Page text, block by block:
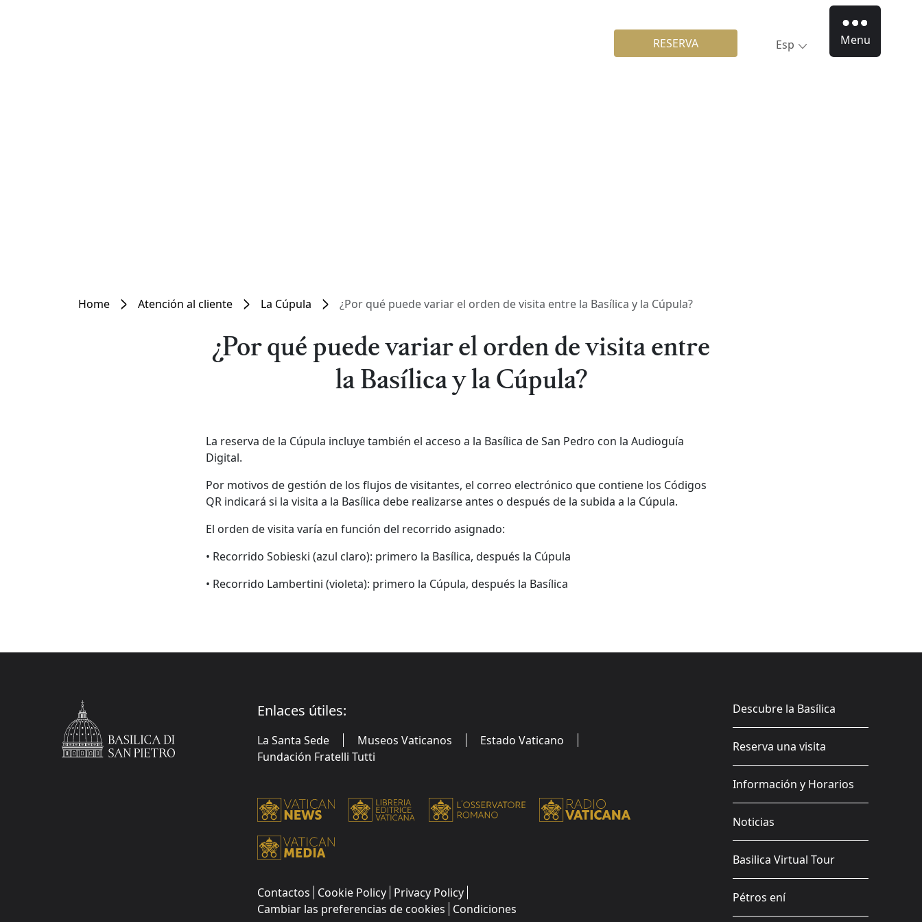
RESERVA Esp Menu
Home Atención al cliente La Cúpula ¿Por qué puede variar el orden de visita entre la Basílica y la Cúpula?
¿Por qué puede variar el orden de visita entre
la Basílica y la Cúpula?
La reserva de la Cúpula incluye también el acceso a la Basílica de San Pedro con la Audioguía
Digital.
Por motivos de gestión de los flujos de visitantes, el correo electrónico que contiene los Códigos
QR indicará si la visita a la Basílica debe realizarse antes o después de la subida a la Cúpula.
El orden de visita varía en función del recorrido asignado:
• Recorrido Sobieski (azul claro): primero la Basílica, después la Cúpula
• Recorrido Lambertini (violeta): primero la Cúpula, después la Basílica
Enlaces útiles:
La Santa Sede Museos Vaticanos
Estado Vaticano
Fundación Fratelli Tutti
Contactos Cookie Policy Privacy Policy
Cambiar las preferencias de cookies Condiciones
Descubre la Basílica
Reserva una visita
Información y Horarios
Noticias
Basilica Virtual Tour
Pétros ení